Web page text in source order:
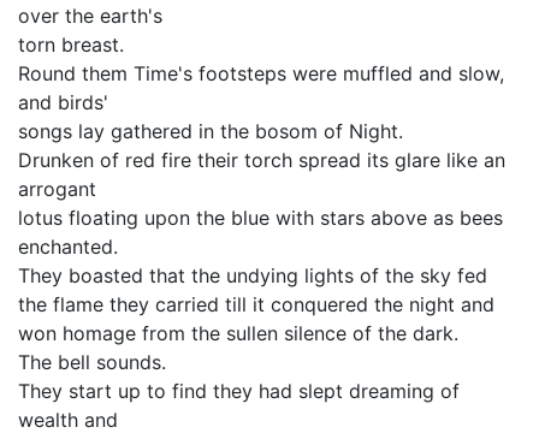
over the earth's
torn breast.
Round them Time's footsteps were muffled and slow,
and birds'
songs lay gathered in the bosom of Night.
Drunken of red fire their torch spread its glare like an
arrogant
lotus floating upon the blue with stars above as bees
enchanted.
They boasted that the undying lights of the sky fed
the flame they carried till it conquered the night and
won homage from the sullen silence of the dark.
The bell sounds.
They start up to find they had slept dreaming of
wealth and